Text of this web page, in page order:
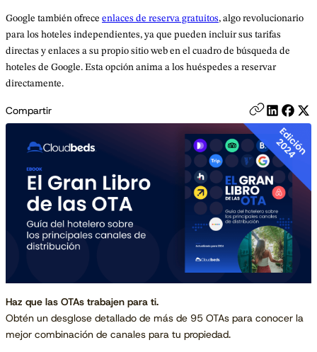
Google también ofrece enlaces de reserva gratuitos, algo revolucionario
para los hoteles independientes, ya que pueden incluir sus tarifas
directas y enlaces a su propio sitio web en el cuadro de búsqueda de
hoteles de Google. Esta opción anima a los huéspedes a reservar
directamente.
Compartir
Haz que las OTAs trabajen para ti.
Obtén un desglose detallado de más de 95 OTAs para conocer la
mejor combinación de canales para tu propiedad.